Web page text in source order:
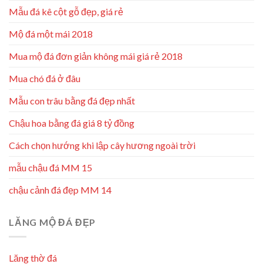
Mẫu đá kê cột gỗ đẹp, giá rẻ
Mộ đá một mái 2018
Mua mộ đá đơn giản không mái giá rẻ 2018
Mua chó đá ở đâu
Mẫu con trâu bằng đá đẹp nhất
Chậu hoa bằng đá giá 8 tỷ đồng
Cách chọn hướng khi lập cây hương ngoài trời
mẫu chậu đá MM 15
chậu cảnh đá đẹp MM 14
LĂNG MỘ ĐÁ ĐẸP
Lăng thờ đá